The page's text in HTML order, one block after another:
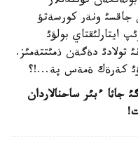
جاقسئ ونةر كورسةتؤ
ايتارلئقتاي بولؤئ
تولادئ دةگةن ذمئتتةمئز.
كةرةك ةمةس پة...!؟
جاثا ءبئر ساحنالاردان